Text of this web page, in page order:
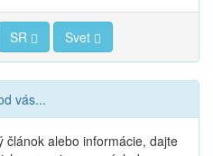
SR Svet
vás...
článok alebo informácie, dajte